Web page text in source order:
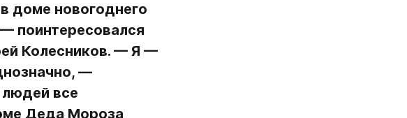
доме новогоднего
поинтересовался
Колесников. — Я —
—
все
Деда Мороза